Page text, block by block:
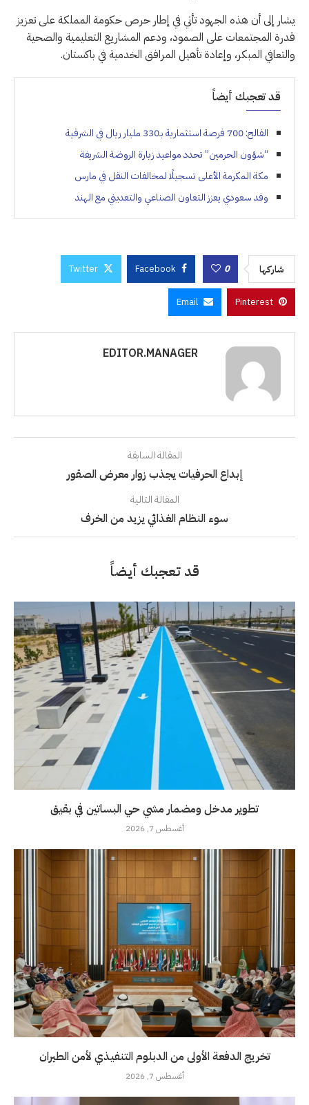
يشار إلى أن هذه الجهود تأتي في إطار حرص حكومة المملكة على تعزيز
قدرة المجتمعات على الصمود، ودعم المشاريع التعليمية والصحية
والتعافي المبكر، وإعادة تأهيل المرافق الخدمية في باكستان.
قد تعجبك أيضاً
الفالح: 700 فرصة استثمارية بـ330 مليار ريال في الشرقية
“شؤون الحرمين” تحدد مواعيد زيارة الروضة الشريفة
مكة المكرمة الأعلى تسجيلًا لمخالفات النقل في مارس
وفد سعودي يعزز التعاون الصناعي والتعديني مع الهند
شاركها 0
Facebook
Twitter
Pinterest
Email
EDITOR.MANAGER
المقالة السابقة
إبداع الحرفيات يجذب زوار معرض الصقور
المقالة التالية
سوء النظام الغذائي يزيد من الخرف
قد تعجبك أيضاً
تطوير مدخل ومضمار مشي حي البساتين في بقيق
أغسطس 7, 2026
تخريج الدفعة الأولى من الدبلوم التنفيذي لأمن الطيران
أغسطس 7, 2026